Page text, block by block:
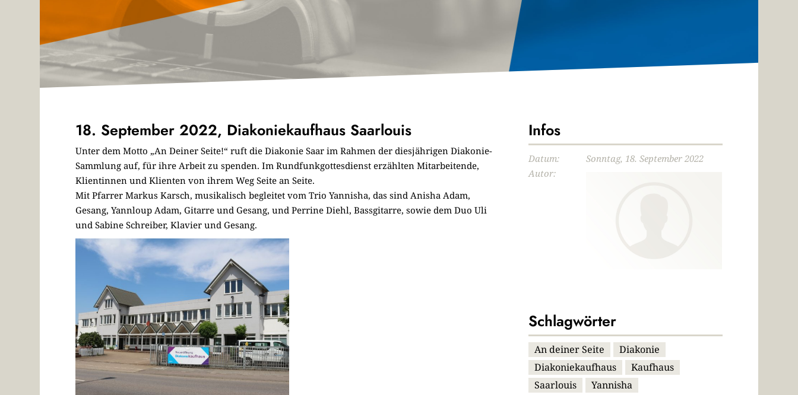
18. September 2022, Diakoniekaufhaus Saarlouis
Unter dem Motto „An Deiner Seite!“ ruft die Diakonie Saar im Rahmen der diesjährigen Diakonie-
Sammlung auf, für ihre Arbeit zu spenden. Im Rundfunkgottesdienst erzählten Mitarbeitende,
Klientinnen und Klienten von ihrem Weg Seite an Seite.
Mit Pfarrer Markus Karsch, musikalisch begleitet vom Trio Yannisha, das sind Anisha Adam,
Gesang, Yannloup Adam, Gitarre und Gesang, und Perrine Diehl, Bassgitarre, sowie dem Duo Uli
und Sabine Schreiber, Klavier und Gesang.
Infos
Datum:
Sonntag, 18. September 2022
Autor:
Schlagwörter
An deiner Seite
Diakonie
Diakoniekaufhaus
Kaufhaus
Saarlouis
Yannisha